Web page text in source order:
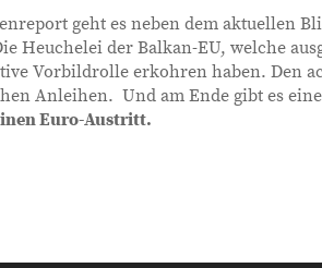
geht es neben dem aktuellen
Heuchelei der Balkan-EU, welche
Vorbildrolle erkohren haben. Den
Anleihen. Und am Ende gibt es
Euro-Austritt.